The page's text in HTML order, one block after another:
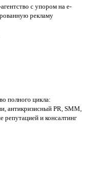
с упором на e-
рекламу
полного цикла:
антикризисный PR, SMM,
репутацией и консалтинг